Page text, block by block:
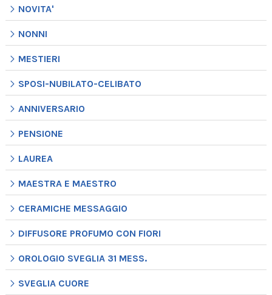
NOVITA'
NONNI
MESTIERI
SPOSI-NUBILATO-CELIBATO
ANNIVERSARIO
PENSIONE
LAUREA
MAESTRA E MAESTRO
CERAMICHE MESSAGGIO
DIFFUSORE PROFUMO CON FIORI
OROLOGIO SVEGLIA 31 MESS.
SVEGLIA CUORE